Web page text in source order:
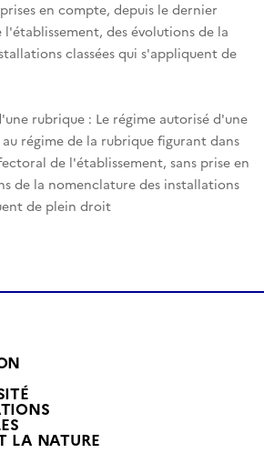
en compte, depuis le dernier
des évolutions de la
classées qui s'appliquent de
rubrique : Le régime autorisé d'une
régime de la rubrique figurant dans
de l'établissement, sans prise en
de la nomenclature des installations
de plein droit
LA NATUREL